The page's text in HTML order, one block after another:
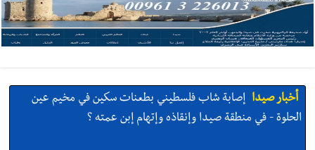
أخبار صيدا
بالصور : غسان سركيس يرعى تخرّج فوج الفكر والإبداع